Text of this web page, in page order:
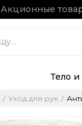
Акционные
Тело и
Уход для рук